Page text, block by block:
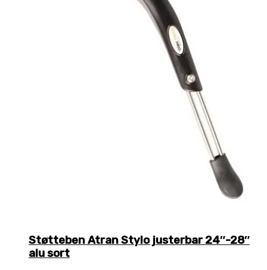
Støtteben Atran Stylo justerbar 24″-28″
alu sort